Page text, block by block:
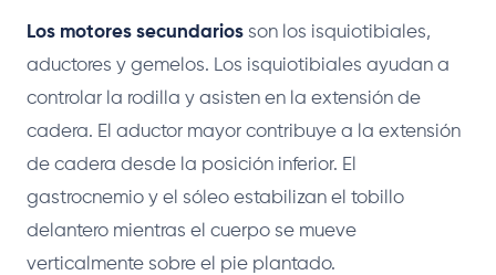
Los motores secundarios son los isquiotibiales,
aductores y gemelos. Los isquiotibiales ayudan a
controlar la rodilla y asisten en la extensión de
cadera. El aductor mayor contribuye a la extensión
de cadera desde la posición inferior. El
gastrocnemio y el sóleo estabilizan el tobillo
delantero mientras el cuerpo se mueve
verticalmente sobre el pie plantado.